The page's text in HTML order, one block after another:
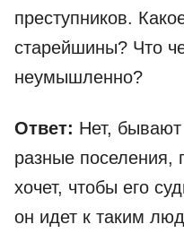
преступников.
старейшины? Что
неумышленно?
Ответ: Нет,
разные поселения,
хочет, чтобы его
он идет к таким